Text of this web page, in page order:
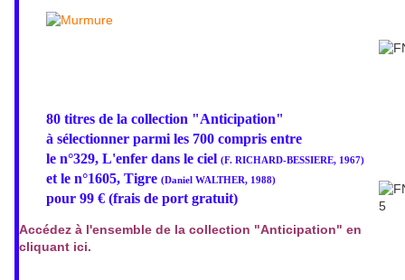
80 titres de la collection "Anticipation"
à sélectionner parmi les 700 compris entre
le n°329, L'enfer dans le ciel (F. RICHARD-BESSIERE, 1967)
et le n°1605, Tigre (Daniel WALTHER, 1988)
pour 99 € (frais de port gratuit)
Accédez à l'ensemble de la collection "Anticipation" en
cliquant ici.